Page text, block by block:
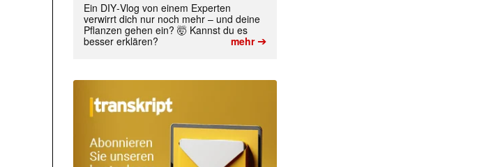
Ein DIY‑Vlog von einem Experten
verwirrt dich nur noch mehr – und deine
Pflanzen gehen ein? 🤯 Kannst du es
besser erklären?
mehr➔